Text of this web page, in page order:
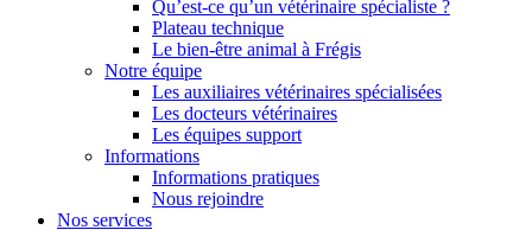
Qu’est-ce qu’un vétérinaire spécialiste ?
Plateau technique
Le bien-être animal à Frégis
Notre équipe
Les auxiliaires vétérinaires spécialisées
Les docteurs vétérinaires
Les équipes support
Informations
Informations pratiques
Nous rejoindre
Nos services